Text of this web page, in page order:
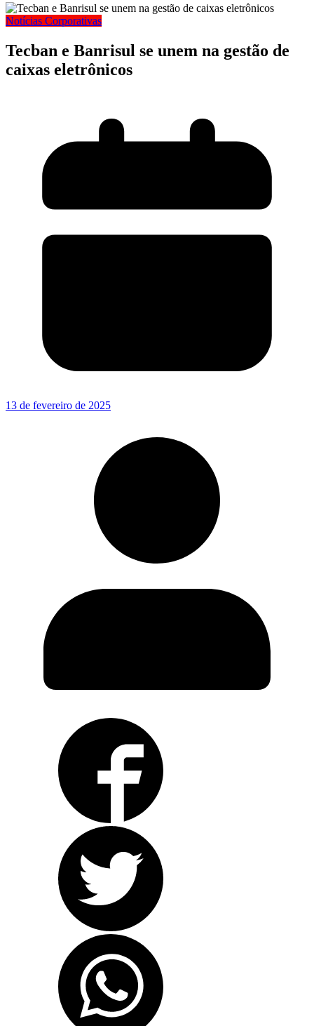
Notícias Corporativas
Tecban e Banrisul se unem na gestão de
caixas eletrônicos
13 de fevereiro de 2025